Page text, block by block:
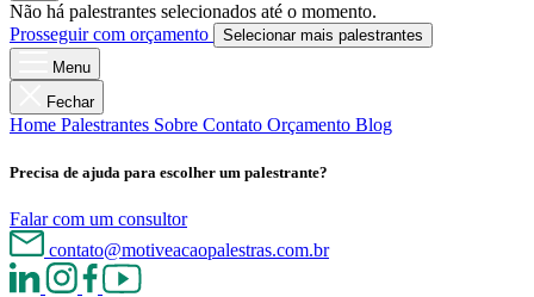
Não há palestrantes selecionados até o momento.
Prosseguir com orçamento
Selecionar mais palestrantes
Menu
Fechar
Home Palestrantes Sobre Contato Orçamento Blog
Precisa de ajuda para escolher um palestrante?
Falar com um consultor
contato@motiveacaopalestras.com.br